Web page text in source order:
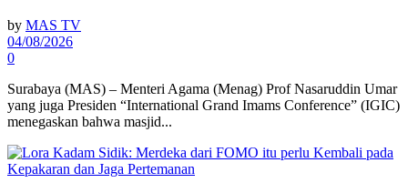
by MAS TV
04/08/2026
0
Surabaya (MAS) – Menteri Agama (Menag) Prof Nasaruddin Umar
yang juga Presiden “International Grand Imams Conference” (IGIC)
menegaskan bahwa masjid...